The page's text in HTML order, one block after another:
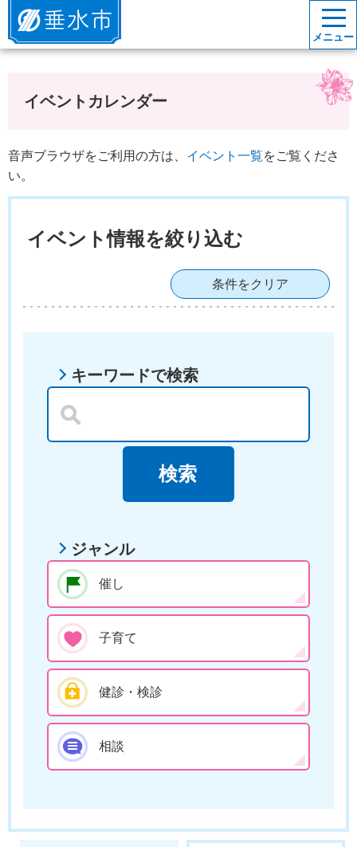
垂水市
メニュー
イベントカレンダー
音声ブラウザをご利用の方は、 イベント一覧をご覧くださ
い。
イベント情報を絞り込む
条件をクリア
キーワードで検索
ジャンル
催し
子育て
健診・検診
相談